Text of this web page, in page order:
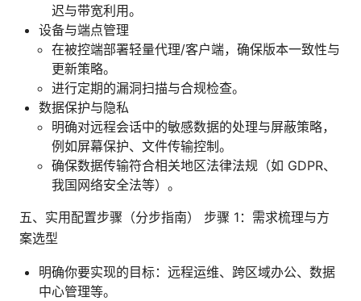
迟与带宽利用。
设备与端点管理
在被控端部署轻量代理/客户端，确保版本一致性与
更新策略。
进行定期的漏洞扫描与合规检查。
数据保护与隐私
明确对远程会话中的敏感数据的处理与屏蔽策略，
例如屏幕保护、文件传输控制。
确保数据传输符合相关地区法律法规（如 GDPR、
我国网络安全法等）。
五、实用配置步骤（分步指南） 步骤 1：需求梳理与方
案选型
明确你要实现的目标：远程运维、跨区域办公、数据
中心管理等。